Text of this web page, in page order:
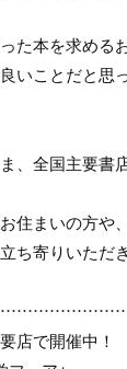
た本を求める
いことだと思
、全国主要書
住まいの方や
ち寄りいただ
店で開催中！